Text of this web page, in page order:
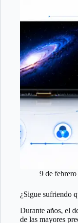
9 de
¿Sigue sufriendo
Durante años, el
de las mayores